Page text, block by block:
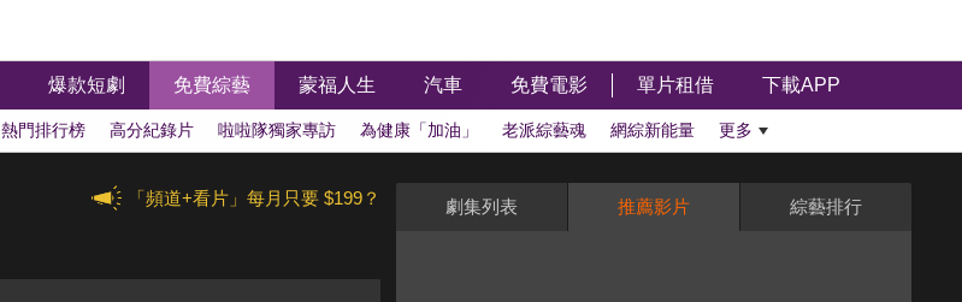
爆款短劇 免費綜藝 蒙福人生 汽車 免費電影 單片租借 下載APP
熱門排行榜 高分紀錄片 啦啦隊獨家專訪 為健康「加油」 老派綜藝魂 網綜新能量 更多
「頻道+看片」每月只要 $199？ 劇集列表 推薦影片 綜藝排行